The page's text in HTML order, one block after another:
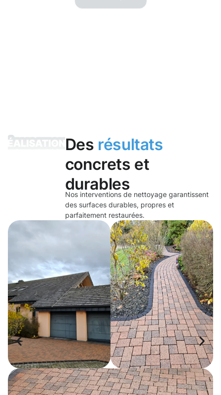
Des résultats
concrets et
durables
Nos interventions de nettoyage garantissent
des surfaces durables, propres et
parfaitement restaurées.